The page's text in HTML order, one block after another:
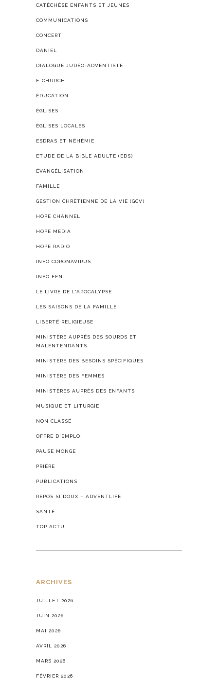
CATÉCHÈSE ENFANTS ET JEUNES
COMMUNICATIONS
CONCERT
DANIEL
DIALOGUE JUDÉO-ADVENTISTE
E-CHURCH
ÉDUCATION
ÉGLISES
ÉGLISES LOCALES
ESDRAS ET NÉHÉMIE
ETUDE DE LA BIBLE ADULTE (EDS)
ÉVANGÉLISATION
FAMILLE
GESTION CHRÉTIENNE DE LA VIE (GCV)
HOPE CHANNEL
HOPE MEDIA
HOPE RADIO
INFO CORONAVIRUS
INFO FFN
LE LIVRE DE L'APOCALYPSE
LES SAISONS DE LA FAMILLE
LIBERTÉ RELIGIEUSE
MINISTÈRE AUPRÈS DES SOURDS ET
MALENTENDANTS
MINISTÈRE DES BESOINS SPÉCIFIQUES
MINISTÈRE DES FEMMES
MINISTÈRES AUPRÈS DES ENFANTS
MUSIQUE ET LITURGIE
NON CLASSÉ
OFFRE D'EMPLOI
PAUSE MONGE
PRIÈRE
PUBLICATIONS
REPOS SI DOUX – ADVENTLIFE
SANTÉ
TOP ACTU
ARCHIVES
JUILLET 2026
JUIN 2026
MAI 2026
AVRIL 2026
MARS 2026
FÉVRIER 2026